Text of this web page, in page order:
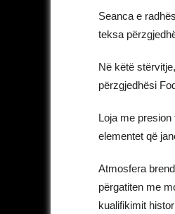
Seanca e
teksa
Në këtë
përzgjedhësi
Loja me
elementet që
Atmosfera
përgatiten me
kualifikimit